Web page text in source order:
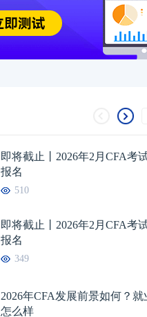
即将截止丨2026年2月CFA考
报名
510
即将截止丨2026年2月CFA考
报名
349
2026年CFA发展前景如何？就
怎么样